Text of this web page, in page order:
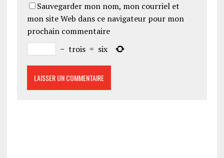
Sauvegarder mon nom, mon courriel et
mon site Web dans ce navigateur pour mon
prochain commentaire
− trois = six